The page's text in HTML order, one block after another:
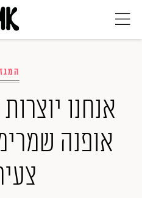
אנחנו
אופנה